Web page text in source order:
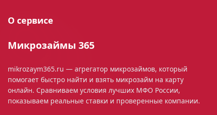
О сервисе
Микрозаймы 365
mikrozaym365.ru — агрегатор микрозаймов, который
помогает быстро найти и взять микрозайм на карту
онлайн. Сравниваем условия лучших МФО России,
показываем реальные ставки и проверенные компании.